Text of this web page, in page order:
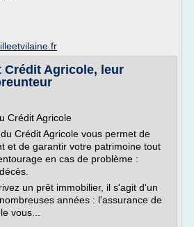
Crédit Agricole, leur
Crédit Agricole
Crédit Agricole vous permet de
et de garantir votre patrimoine tout
en cas de problème :
un prêt immobilier, il s'agit d'un
années : l'assurance de
vous...